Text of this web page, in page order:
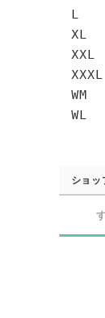
L
XL
ショッ